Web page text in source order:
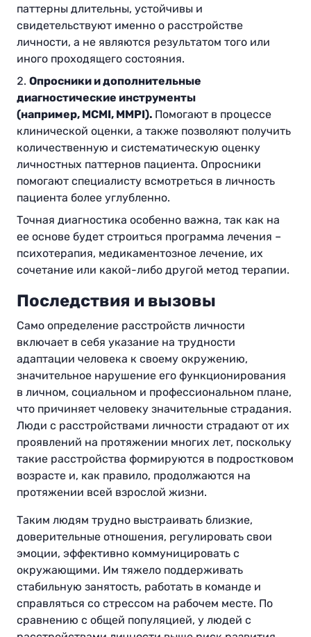
паттерны длительны, устойчивы и
свидетельствуют именно о расстройстве
личности, а не являются результатом того или
иного проходящего состояния.
Опросники и дополнительные
диагностические инструменты
(например, MCMI, MMPI). Помогают в процессе
клинической оценки, а также позволяют получить
количественную и систематическую оценку
личностных паттернов пациента. Опросники
помогают специалисту всмотреться в личность
пациента более углубленно.
Точная диагностика особенно важна, так как на
ее основе будет строиться программа лечения –
психотерапия, медикаментозное лечение, их
сочетание или какой-либо другой метод терапии.
Последствия и вызовы
Само определение расстройств личности
включает в себя указание на трудности
адаптации человека к своему окружению,
значительное нарушение его функционирования
в личном, социальном и профессиональном плане,
что причиняет человеку значительные страдания.
Люди с расстройствами личности страдают от их
проявлений на протяжении многих лет, поскольку
такие расстройства формируются в подростковом
возрасте и, как правило, продолжаются на
протяжении всей взрослой жизни.
Таким людям трудно выстраивать близкие,
доверительные отношения, регулировать свои
эмоции, эффективно коммуницировать с
окружающими. Им тяжело поддерживать
стабильную занятость, работать в команде и
справляться со стрессом на рабочем месте. По
сравнению с общей популяцией, у людей с